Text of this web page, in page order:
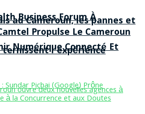
au Cameroun, les pannes et
l’expérience
Business Forum À
Propulse Le Cameroun
Numérique Connecté Et